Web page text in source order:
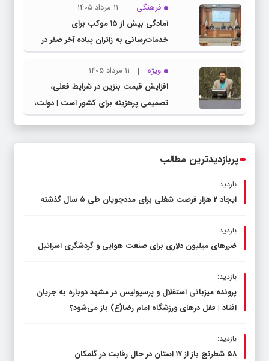
مدیرکل آموزش و پرورش خراسان رضوی
فرهنگی
11 مرداد 1405
آمادگی بیش از ۱۵ موکب برای
خدمات‌رسانی به زائران پیاده آخر صفر در
شهرستان چناران
ویژه
11 مرداد 1405
افزایش قیمت بنزین در شرایط فعلی،
تصمیمی پرهزینه برای کشور است | دولت،
قاچاق سوخت و عوامل اصلی ناترازی را
پربازدیدترین مطالب
بازدید:
ایجاد 2 هزار فرصت شغلی برای مددجویان طی ۵ سال گذشته
بازدید:
ضررهای میلیون دلاری برای صنعت هوایی و گردشگری اسرائیل
بازدید:
پرونده میزبانی استقلال و پرسپولیس در مشهد دوباره به جریان
افتاد | قفل در‌های ورزشگاه امام رضا(ع) باز می‌شود؟
بازدید:
۵۸ شطرنج‌ باز از ۱۷ استان در حال رقابت در گلمکان